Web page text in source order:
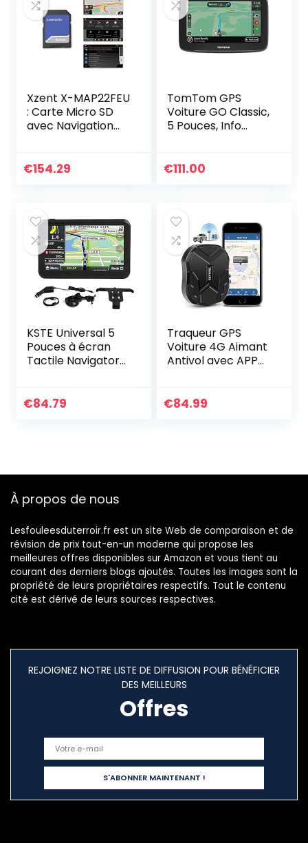
Xzent X-MAP22FEU
: Carte Micro SD
avec Navigation
Mediencenter X-
€154.29
TomTom GPS
Voiture GO Classic,
5 Pouces, Info
de Danger, Cartes
€111.00
KSTE Universal 5
Pouces à écran
Tactile Navigator
avec 8 Go 256
€84.79
Traqueur GPS
Voiture 4G Aimant
Antivol avec APP
Réel Multiples
€84.99
À propos de nous
Lesfouleesduterroir.fr est un site Web de comparaison et de
révision de prix tout-en-un moderne qui propose les
meilleures offres disponibles sur Amazon et vous tient au
courant des derniers blogs ajoutés. Toutes les images sont la
propriété de leurs propriétaires respectifs. Tout le contenu
cité est dérivé de leurs sources respectives.
REJOIGNEZ NOTRE LISTE DE DIFFUSION POUR BÉNÉFICIER
DES MEILLEURS
Offres